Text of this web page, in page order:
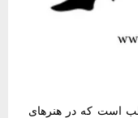
است که در هنرهای